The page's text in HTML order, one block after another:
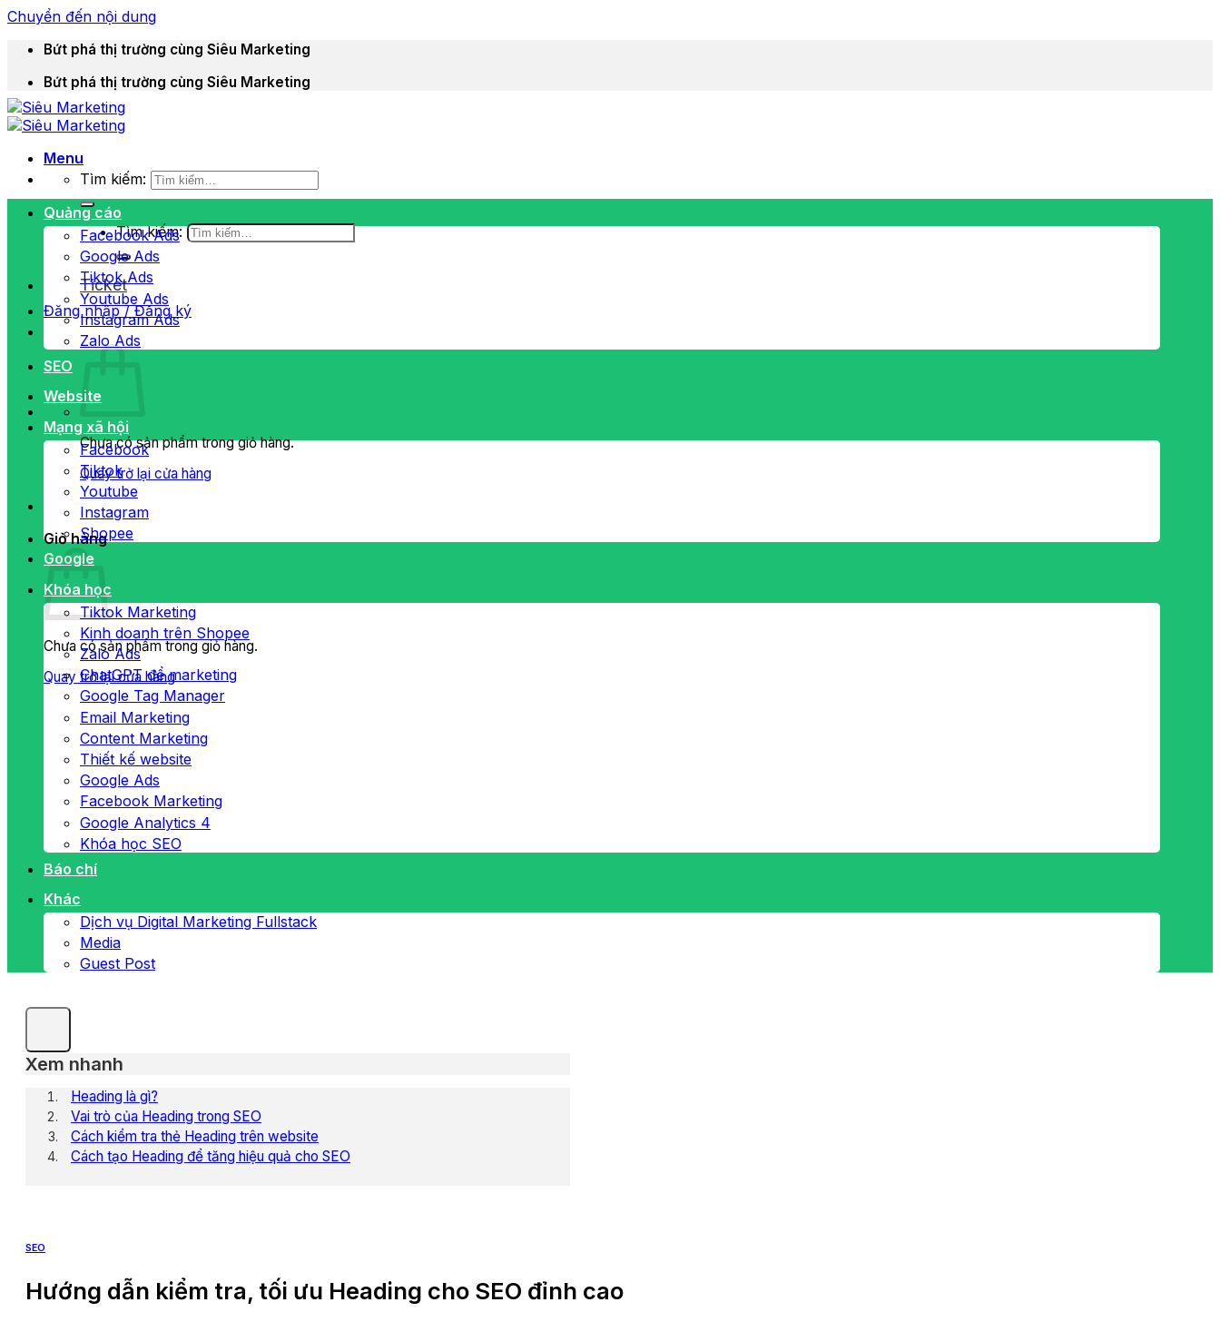
Chuyển đến nội dung
Bứt phá thị trường cùng Siêu Marketing
Bứt phá thị trường cùng Siêu Marketing
Menu
Tìm kiếm:
Tìm kiếm:
Ticket
Đăng nhập / Đăng ký
Chưa có sản phẩm trong giỏ hàng.
Quay trở lại cửa hàng
Giỏ hàng
Chưa có sản phẩm trong giỏ hàng.
Quay trở lại cửa hàng
Quảng cáo
Facebook Ads
Google Ads
Tiktok Ads
Youtube Ads
Instagram Ads
Zalo Ads
SEO
Website
Mạng xã hội
Facebook
Tiktok
Youtube
Instagram
Shopee
Google
Khóa học
Tiktok Marketing
Kinh doanh trên Shopee
Zalo Ads
ChatGPT để marketing
Google Tag Manager
Email Marketing
Content Marketing
Thiết kế website
Google Ads
Facebook Marketing
Google Analytics 4
Khóa học SEO
Báo chí
Khác
Dịch vụ Digital Marketing Fullstack
Media
Guest Post
Xem nhanh
Heading là gì?
Vai trò của Heading trong SEO
Cách kiểm tra thẻ Heading trên website
Cách tạo Heading để tăng hiệu quả cho SEO
SEO
Hướng dẫn kiểm tra, tối ưu Heading cho SEO đỉnh cao